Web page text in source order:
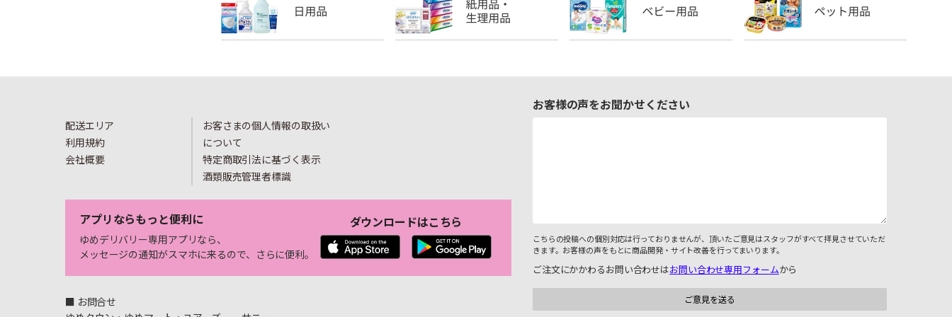
配送エリア
利用規約
会社概要
お客さまの個人情報の取扱い
について
特定商取引法に基づく表示
酒類販売管理者標識
アプリならもっと便利に
ゆめデリバリー専用アプリなら、
メッセージの通知がスマホに来るので、さらに便利。
ダウンロードはこちら
■ お問合せ
お客様の声をお聞かせください
こちらの投稿への個別対応は行っておりませんが、頂いたご意見はスタッフがすべて拝見させていただ
きます。お客様の声をもとに商品開発・サイト改善を行ってまいります。
ご注文にかかわるお問い合わせはお問い合わせ専用フォームから